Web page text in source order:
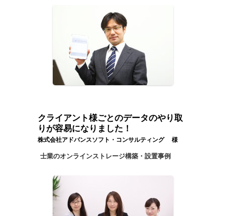
クライアント様ごとのデータのやり取
りが容易になりました！
株式会社アドバンスソフト・コンサルティング 様
士業のオンラインストレージ構築・設置事例